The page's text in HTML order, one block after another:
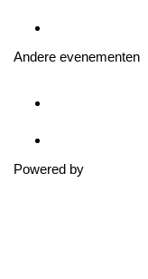
Andere evenementen
Powered by